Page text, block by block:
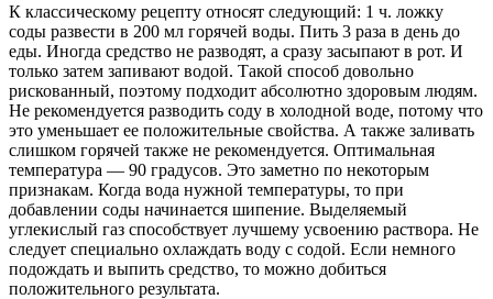
К классическому рецепту относят следующий: 1 ч. ложку
соды развести в 200 мл горячей воды. Пить 3 раза в день до
еды. Иногда средство не разводят, а сразу засыпают в рот. И
только затем запивают водой. Такой способ довольно
рискованный, поэтому подходит абсолютно здоровым людям.
Не рекомендуется разводить соду в холодной воде, потому что
это уменьшает ее положительные свойства. А также заливать
слишком горячей также не рекомендуется. Оптимальная
температура — 90 градусов. Это заметно по некоторым
признакам. Когда вода нужной температуры, то при
добавлении соды начинается шипение. Выделяемый
углекислый газ способствует лучшему усвоению раствора. Не
следует специально охлаждать воду с содой. Если немного
подождать и выпить средство, то можно добиться
положительного результата.